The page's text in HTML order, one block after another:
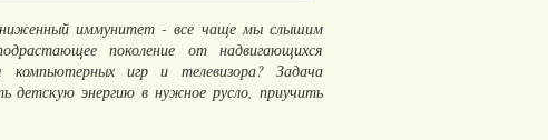
иммунитет - все чаще мы слышим
поколение от надвигающихся
компьютерных игр и телевизора? Задача
детскую энергию в нужное русло, приучить